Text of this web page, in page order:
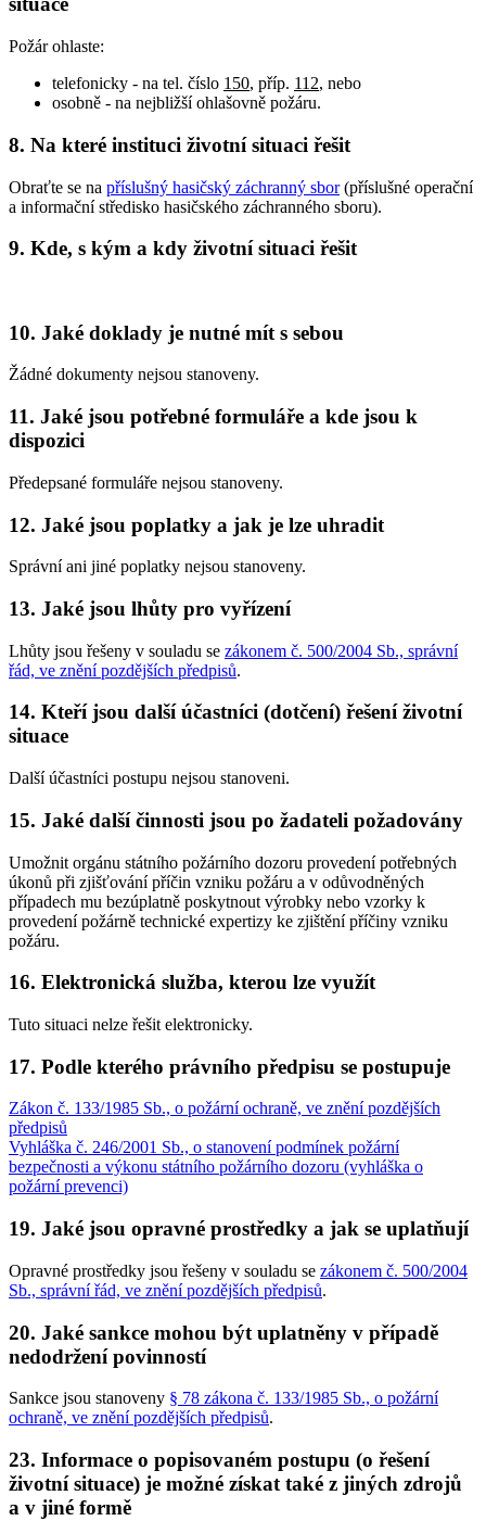
Požár ohlaste:
telefonicky - na tel. číslo 150, příp. 112, nebo
osobně - na nejbližší ohlašovně požáru.
8. Na které instituci životní situaci řešit
Obraťte se na příslušný hasičský záchranný sbor(příslušné operační
a informační středisko hasičského záchranného sboru).
9. Kde, s kým a kdy životní situaci řešit
10. Jaké doklady je nutné mít s sebou
Žádné dokumenty nejsou stanoveny.
11. Jaké jsou potřebné formuláře a kde jsou k
dispozici
Předepsané formuláře nejsou stanoveny.
12. Jaké jsou poplatky a jak je lze uhradit
Správní ani jiné poplatky nejsou stanoveny.
13. Jaké jsou lhůty pro vyřízení
Lhůty jsou řešeny v souladu se zákonem č. 500/2004 Sb., správní
řád, ve znění pozdějších předpisů.
14. Kteří jsou další účastníci (dotčení) řešení životní
situace
Další účastníci postupu nejsou stanoveni.
15. Jaké další činnosti jsou po žadateli požadovány
Umožnit orgánu státního požárního dozoru provedení potřebných
úkonů při zjišťování příčin vzniku požáru a v odůvodněných
případech mu bezúplatně poskytnout výrobky nebo vzorky k
provedení požárně technické expertizy ke zjištění příčiny vzniku
požáru.
16. Elektronická služba, kterou lze využít
Tuto situaci nelze řešit elektronicky.
17. Podle kterého právního předpisu se postupuje
Zákon č. 133/1985 Sb., o požární ochraně, ve znění pozdějších
předpisů
Vyhláška č. 246/2001 Sb., o stanovení podmínek požární
bezpečnosti a výkonu státního požárního dozoru (vyhláška o
požární prevenci)
19. Jaké jsou opravné prostředky a jak se uplatňují
Opravné prostředky jsou řešeny v souladu se zákonem č. 500/2004
Sb., správní řád, ve znění pozdějších předpisů.
20. Jaké sankce mohou být uplatněny v případě
nedodržení povinností
Sankce jsou stanoveny § 78 zákona č. 133/1985 Sb., o požární
ochraně, ve znění pozdějších předpisů.
23. Informace o popisovaném postupu (o řešení
životní situace) je možné získat také z jiných zdrojů
a v jiné formě